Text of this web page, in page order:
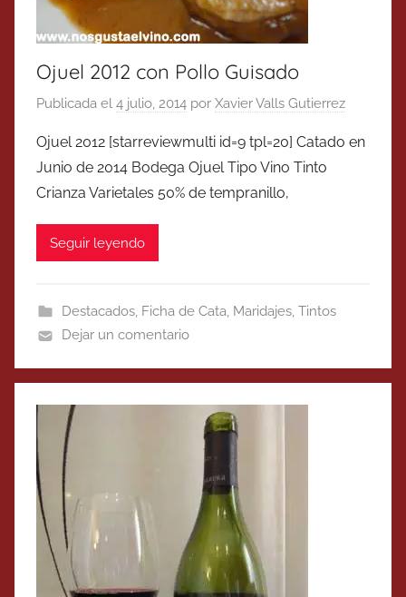
Ojuel 2012 con Pollo Guisado
Publicada el 4 julio, 2014 por Xavier Valls Gutierrez
Ojuel 2012 [starreviewmulti id=9 tpl=20] Catado en
Junio de 2014 Bodega Ojuel Tipo Vino Tinto
Crianza Varietales 50% de tempranillo,
Seguir leyendo
Destacados, Ficha de Cata, Maridajes, Tintos
Dejar un comentario